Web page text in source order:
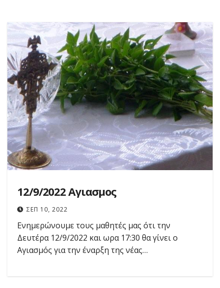
12/9/2022 Αγιασμος
ΣΕΠ 10, 2022
Ενημερώνουμε τους μαθητές μας ότι την
Δευτέρα 12/9/2022 και ωρα 17:30 θα γίνει ο
Αγιασμός για την έναρξη της νέας…